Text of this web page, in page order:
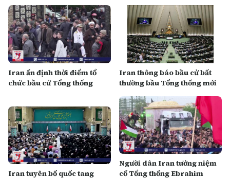
Iran ấn định thời điểm tổ
chức bầu cử Tổng thống
Iran thông báo bầu cử bất
thường bầu Tổng thống mới
Iran tuyên bố quốc tang
Người dân Iran tưởng niệm
cố Tổng thống Ebrahim